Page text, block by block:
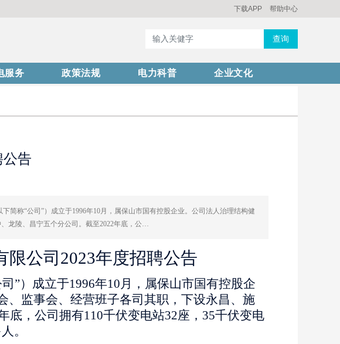
下载APP 帮助中心
查询
服务 政策法规 电力科普 企业文化
公告
简称“公司”）成立于1996年10月，属保山市国有控股企业。公司法人治理结构健
龙陵、昌宁五个分公司。截至2022年底，公…
限公司 2023年度招聘公告
司”）成立于1996年10月，属保山市国有控股企
、监事会、经营班子各司其职，下设永昌、施
底，公司拥有110千伏变电站32座，35千伏变电
。